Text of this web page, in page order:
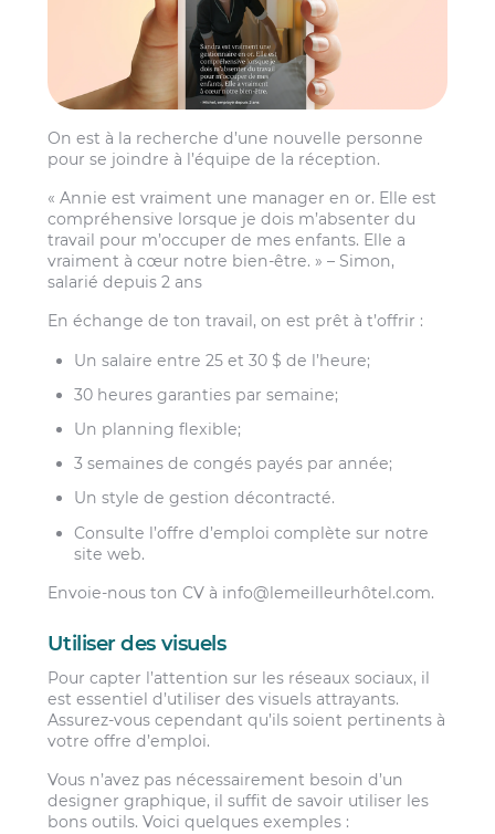
On est à la recherche d’une nouvelle personne
pour se joindre à l’équipe de la réception.
« Annie est vraiment une manager en or. Elle est
compréhensive lorsque je dois m’absenter du
travail pour m’occuper de mes enfants. Elle a
vraiment à cœur notre bien-être. » – Simon,
salarié depuis 2 ans
En échange de ton travail, on est prêt à t’offrir :
Un salaire entre 25 et 30 $ de l’heure;
30 heures garanties par semaine;
Un planning flexible;
3 semaines de congés payés par année;
Un style de gestion décontracté.
Consulte l’offre d’emploi complète sur notre
site web.
Envoie-nous ton CV à info@lemeilleurhôtel.com.
Utiliser des visuels
Pour capter l’attention sur les réseaux sociaux, il
est essentiel d’utiliser des visuels attrayants.
Assurez-vous cependant qu’ils soient pertinents à
votre offre d’emploi.
Vous n’avez pas nécessairement besoin d’un
designer graphique, il suffit de savoir utiliser les
bons outils. Voici quelques exemples :